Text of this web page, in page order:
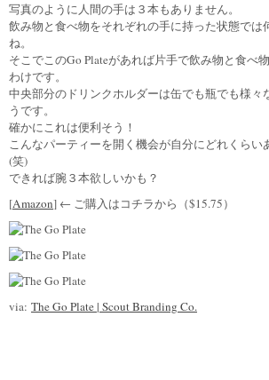
写真のように人間の手は３本もありません。
飲み物と食べ物をそれぞれの手に持った状態では
ね。
そこでこのGo Plateがあれば片手で飲み物と食べ
わけです。
中央部分のドリンクホルダーは缶でも瓶でも様々
うです。
確かにこれは便利そう！
こんなパーティーを開く機会が自分にどれくらい
(笑)
できれば腕３本欲しいかも？
[Amazon] ← ご購入はコチラから（$15.75）
via: The Go Plate | Scout Branding Co.